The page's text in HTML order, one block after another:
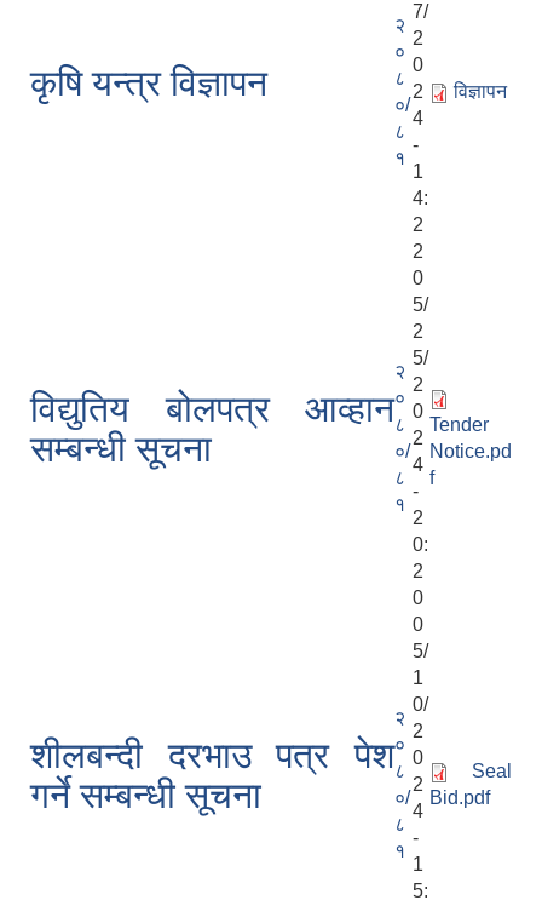
कृषि यन्त्र विज्ञापन
२
०
८
०/
८
१
7/
2
0
2
4
-
1
4:
2
2
विज्ञापन
विद्युतिय बोलपत्र आव्हान
सम्बन्धी सूचना
२
०
८
०/
८
१
0
5/
2
5/
2
0
2
4
-
2
0:
2
0
Tender
Notice.pd
f
शीलबन्दी दरभाउ पत्र पेश
गर्ने सम्बन्धी सूचना
२
०
८
०/
८
१
0
5/
1
0/
2
0
2
4
-
1
5:
Seal
Bid.pdf